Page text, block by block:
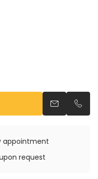
Send anCall
appointment
request